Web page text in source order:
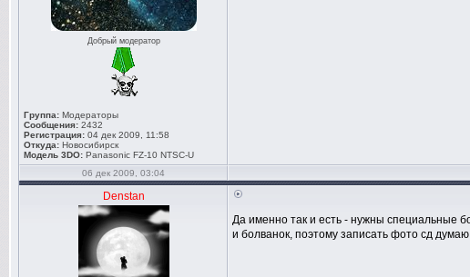
Добрый модератор
Группа: Модераторы
Сообщения: 2432
Регистрация: 04 дек 2009, 11:58
Откуда: Новосибирск
Модель 3DO: Panasonic FZ-10 NTSC-U
06 дек 2009, 03:04
Denstan
Да именно так и есть - нужны специальные
и болванок, поэтому записать фото сд